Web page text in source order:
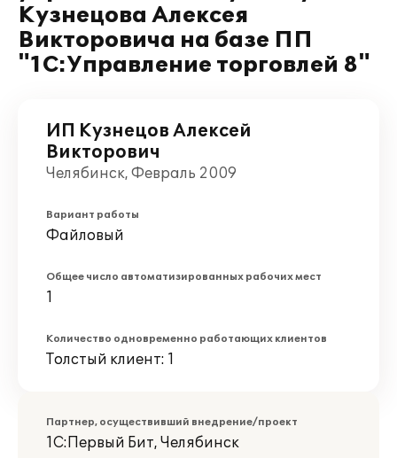
Кузнецова Алексея
Викторовича на базе ПП
"1С:Управление торговлей 8"
ИП Кузнецов Алексей
Викторович
Челябинск, Февраль 2009
Вариант работы
Файловый
Общее число автоматизированных рабочих мест
1
Количество одновременно работающих клиентов
Толстый клиент: 1
Партнер, осуществивший внедрение/проект
1С:Первый Бит, Челябинск